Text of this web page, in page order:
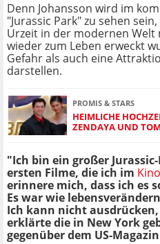
Denn Johansson wird im
"Jurassic Park" zu sehen
Urzeit in der modernen
wieder zum Leben erweckt
Gefahr als auch eine
darstellen.
PROMIS & STARS
HEIMLICHE
ZENDAYA UND
"Ich bin ein großer
ersten Filme, die ich im Kino
erinnere mich, dass ich es
Es war wie
Ich kann nicht
erklärte die in New York
gegenüber dem US-Magazin